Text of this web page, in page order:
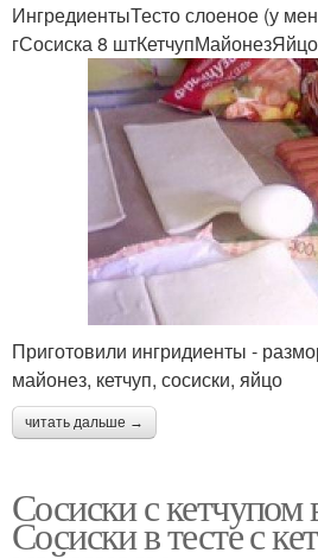
ИнгредиентыТесто слоеное (у
гСосиска 8
Приготовили ингридиенты -
майонез, кетчуп, сосиски, яйцо
читать дальше →
Сосиски с кетчупом
Сосиски в тесте с